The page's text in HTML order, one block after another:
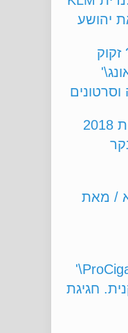
יהושע
זקוק
תערוכת שעוני העילית 2018
/ מאת
פסטיבל הסיגרים \'ProCigar\'
חגיגת